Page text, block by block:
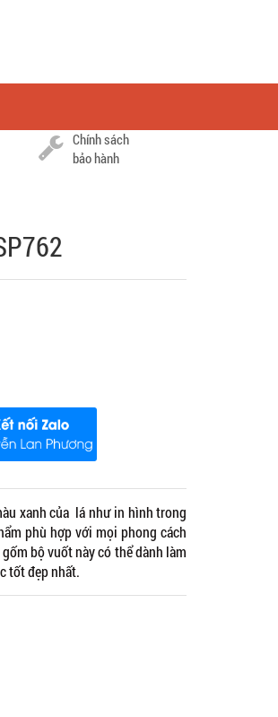
Chính sách
bảo hành
xanh của lá như in hình trong
phù hợp với mọi phong cách
bộ vuốt này có thể dành làm
tốt đẹp nhất.